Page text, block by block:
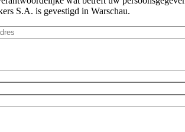
S.A. is gevestigd in Warschau.